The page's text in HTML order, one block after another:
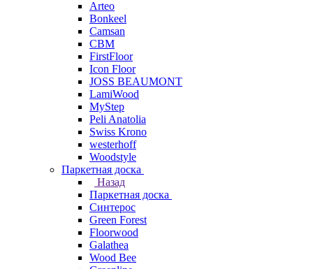
Arteo
Bonkeel
Camsan
CBM
FirstFloor
Icon Floor
JOSS BEAUMONT
LamiWood
MyStep
Peli Anatolia
Swiss Krono
westerhoff
Woodstyle
Паркетная доска
Назад
Паркетная доска
Синтерос
Green Forest
Floorwood
Galathea
Wood Bee